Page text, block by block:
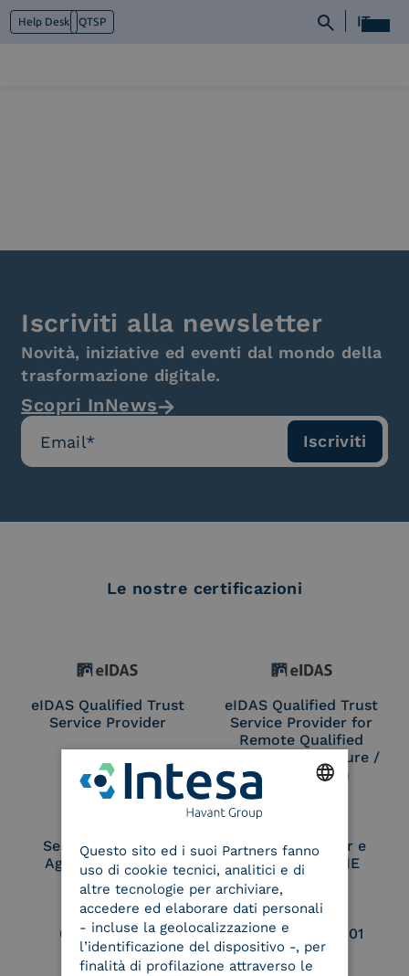
Help Desk QTSP IT
Iscriviti alla newsletter
Novità, iniziative ed eventi dal mondo della
trasformazione digitale.
Scopri InNews
Le nostre certificazioni
eIDAS Qualified Trust
Service Provider
eIDAS Qualified Trust
Service Provider for
Remote Qualified
Electronic Signature /
Seal Creation
Service Provider e
Aggregatore SPID
Service Provider e
Aggregatore CIE
Conservatore
qualificato
UNI EN ISO 37001
ITALIAN
Questo sito ed i suoi Partners fanno
uso di cookie tecnici, analitici e di
altre tecnologie per archiviare,
accedere ed elaborare dati personali
- incluse la geolocalizzazione e
l’identificazione del dispositivo -, per
finalità di profilazione attraverso le